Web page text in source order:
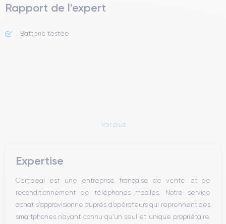
Rapport de l'expert
Batterie testée
Voir plus
Expertise
Certideal est une entreprise française de vente et de
reconditionnement de téléphones mobiles. Notre service
achat s’approvisionne auprès d’opérateurs qui reprennent des
smartphones n’ayant connu qu’un seul et unique propriétaire.